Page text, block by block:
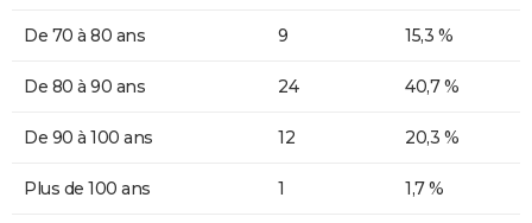
De 70 à 80 ans 9 15,3 %
De 80 à 90 ans 24 40,7 %
De 90 à 100 ans 12 20,3 %
Plus de 100 ans 1 1,7 %